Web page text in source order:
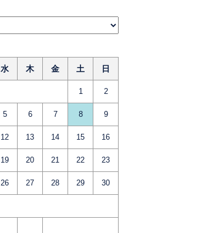
水 木 金 土 日
1 2
5 6 7 8 9
12 13 14 15 16
19 20 21 22 23
26 27 28 29 30